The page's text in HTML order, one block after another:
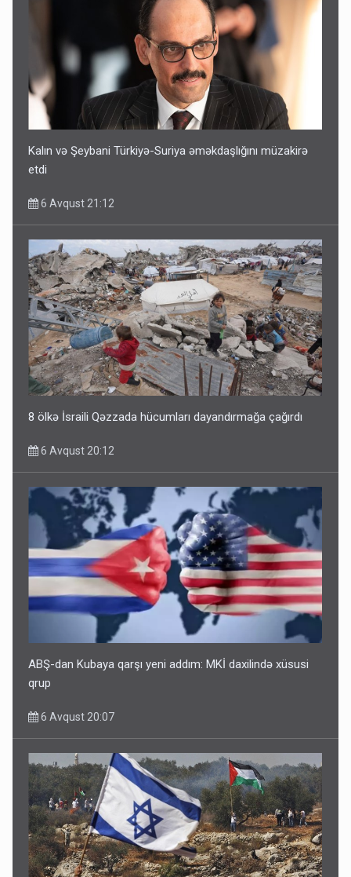
Kalın və Şeybani Türkiyə-Suriya əməkdaşlığını müzakirə
etdi
6 Avqust 21:12
8 ölkə İsraili Qəzzada hücumları dayandırmağa çağırdı
6 Avqust 20:12
ABŞ-dan Kubaya qarşı yeni addım: MKİ daxilində xüsusi
qrup
6 Avqust 20:07